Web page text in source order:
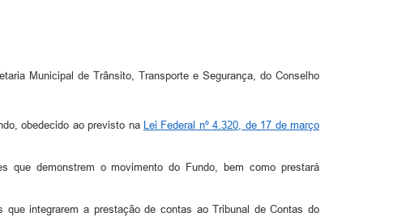
Municipal de Trânsito, Transporte e Segurança, do Conselho
obedecido ao previsto na Lei Federal nº 4.320, de 17 de março
que demonstrem o movimento do Fundo, bem como prestará
integrarem a prestação de contas ao Tribunal de Contas do